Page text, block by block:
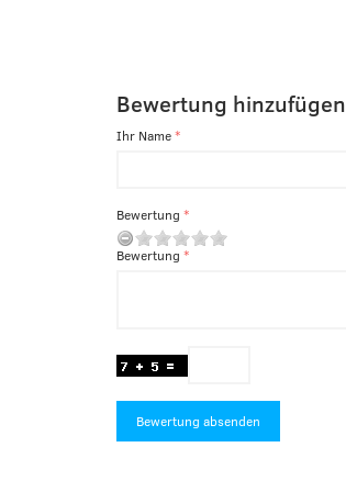
Bewertung
Ihr Name
Bewertung
Bewertung
Bewertung absenden